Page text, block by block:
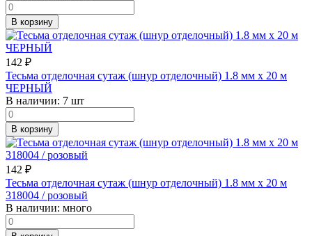
В корзину
142 ₽
Тесьма отделочная сутаж (шнур отделочный) 1.8 мм х 20 м
ЧЕРНЫЙ
В наличии: 7 шт
В корзину
142 ₽
Тесьма отделочная сутаж (шнур отделочный) 1.8 мм х 20 м
318004 / розовый
В наличии: много